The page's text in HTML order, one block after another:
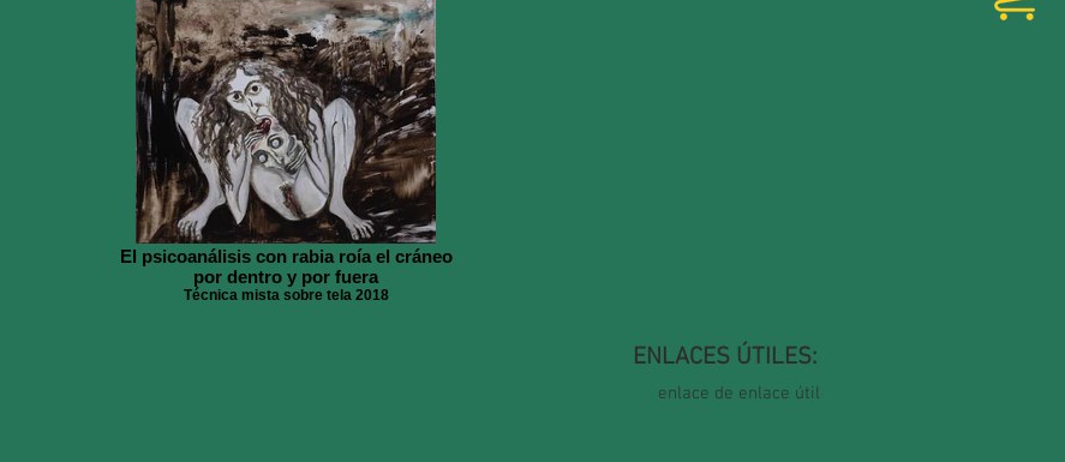
El psicoanálisis con rabia roía el cráneo
por dentro y por fuera
Técnica mista sobre tela 2018
ENLACES ÚTILES:
enlace de enlace útil